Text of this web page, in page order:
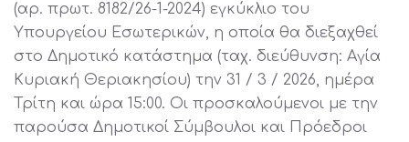
(αρ. πρωτ. 8182/26-1-2024) εγκύκλιο του
Υπουργείου Εσωτερικών, η οποία θα διεξαχθεί
στο Δημοτικό κατάστημα (ταχ. διεύθυνση: Αγία
Κυριακή Θεριακησίου) την 31 / 3 / 2026, ημέρα
Τρίτη και ώρα 15:00. Οι προσκαλούμενοι με την
παρούσα Δημοτικοί Σύμβουλοι και Πρόεδροι